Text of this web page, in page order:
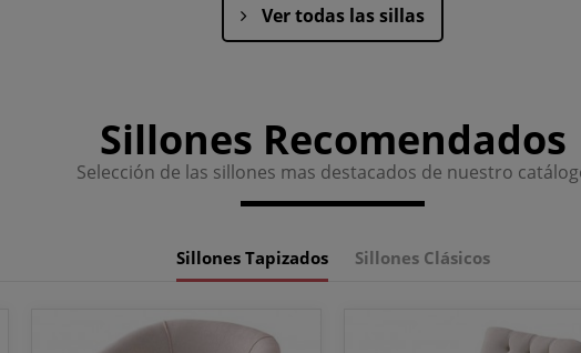
Ver todas las sillas
Sillones Recomendados
Selección de las sillones mas destacados de nuestro
Sillones Tapizados Sillones Clásicos